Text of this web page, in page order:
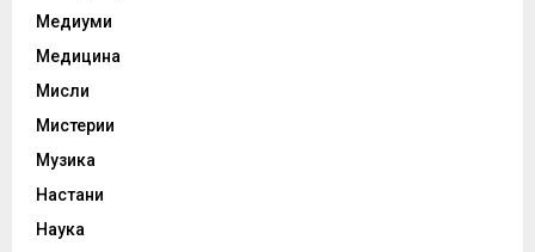
Медиуми
Медицина
Мисли
Мистерии
Музика
Настани
Наука